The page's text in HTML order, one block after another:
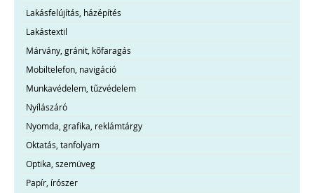
Lakásfelújítás, házépítés
Lakástextil
Márvány, gránit, kőfaragás
Mobiltelefon, navigáció
Munkavédelem, tűzvédelem
Nyílászáró
Nyomda, grafika, reklámtárgy
Oktatás, tanfolyam
Optika, szemüveg
Papír, írószer